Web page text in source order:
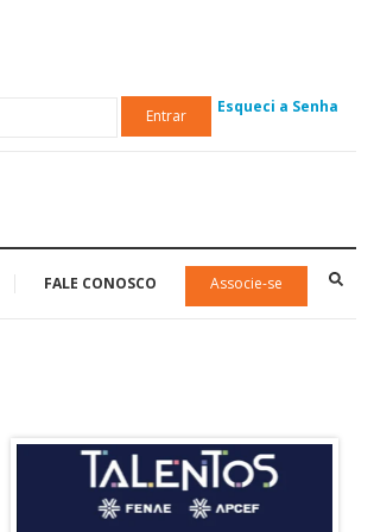
Entrar Esqueci a Senha
FALE CONOSCO Associe-se